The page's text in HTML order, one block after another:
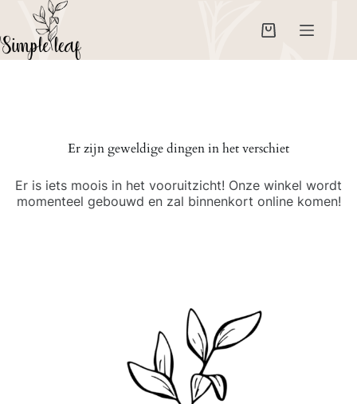
de
inhoud
Winkelwagen
Er zijn geweldige dingen in het verschiet
Er is iets moois in het vooruitzicht! Onze winkel wordt
momenteel gebouwd en zal binnenkort online komen!